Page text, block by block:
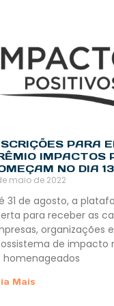
PARA
IMPACTOS
NO DIA
maio de 2022
31 de agosto, a
para receber as
organizações
de impacto
homenageados
Mais